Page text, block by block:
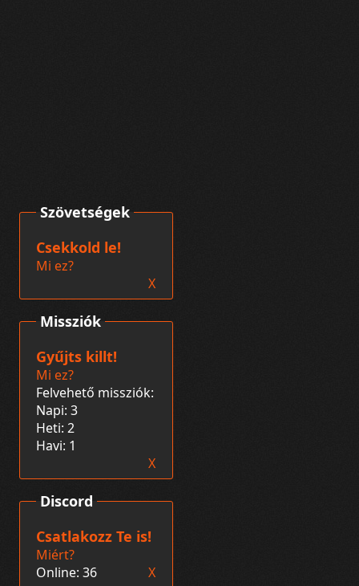
Discord
Csatlakozz Te is!
Miért?
Online: 36
X
Missziók
Gyűjts killt!
Mi ez?
Felvehető missziók:
Napi: 3
Heti: 2
Havi: 1
X
Szövetségek
Csekkold le!
Mi ez?
X